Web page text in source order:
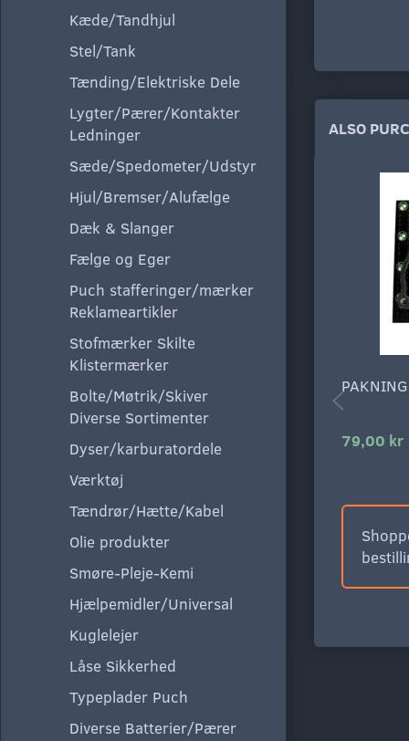
Kæde/Tandhjul
Stel/Tank
Tænding/Elektriske Dele
Lygter/Pærer/Kontakter
Ledninger
Sæde/Spedometer/Udstyr
Hjul/Bremser/Alufælge
Dæk & Slanger
Fælge og Eger
Puch stafferinger/mærker
Reklameartikler
Stofmærker Skilte
Klistermærker
Bolte/Møtrik/Skiver
Diverse Sortimenter
Dyser/karburatordele
Værktøj
Tændrør/Hætte/Kabel
Olie produkter
Smøre-Pleje-Kemi
Hjælpemidler/Universal
Kuglelejer
Låse Sikkerhed
Typeplader Puch
Diverse Batterier/Pærer
ALSO
79,00 kr